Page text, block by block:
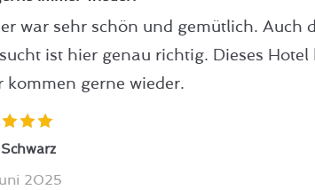
war sehr schön und gemütlich. Auch
ist hier genau richtig. Dieses
kommen gerne wieder.
2025